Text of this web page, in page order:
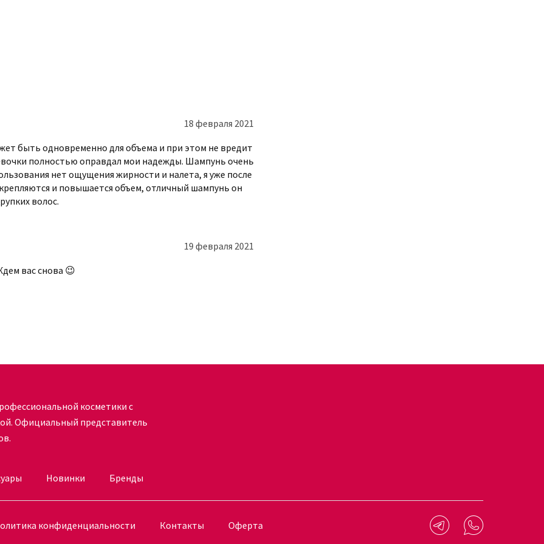
для объема и уплотнения волос
магазине Kudri Brovi.
следует тщательно смыть водой.
любого типа волос.
волос PLUMPING.WASH
дилером бренда, поэтому
низкую цену продукта.
в процессе оформления заказа вы
18 февраля 2021
быть одновременно для объема и при этом не вредит
полностью оправдал мои надежды. Шампунь очень
нет ощущения жирности и налета, я уже после
и повышается объем, отличный шампунь он
волос.
19 февраля 2021
вас снова 😉
косметики с
Официальный представитель
Новинки Бренды
конфиденциальности Контакты Оферта